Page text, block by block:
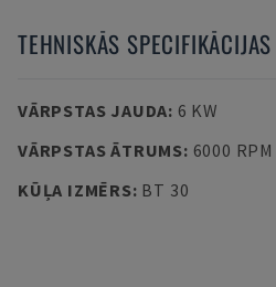
TEHNISKĀS SPECIFIKĀCIJAS
VĀRPSTAS JAUDA: 6 KW
VĀRPSTAS ĀTRUMS: 6000 RPM
KŪĻA IZMĒRS: BT 30